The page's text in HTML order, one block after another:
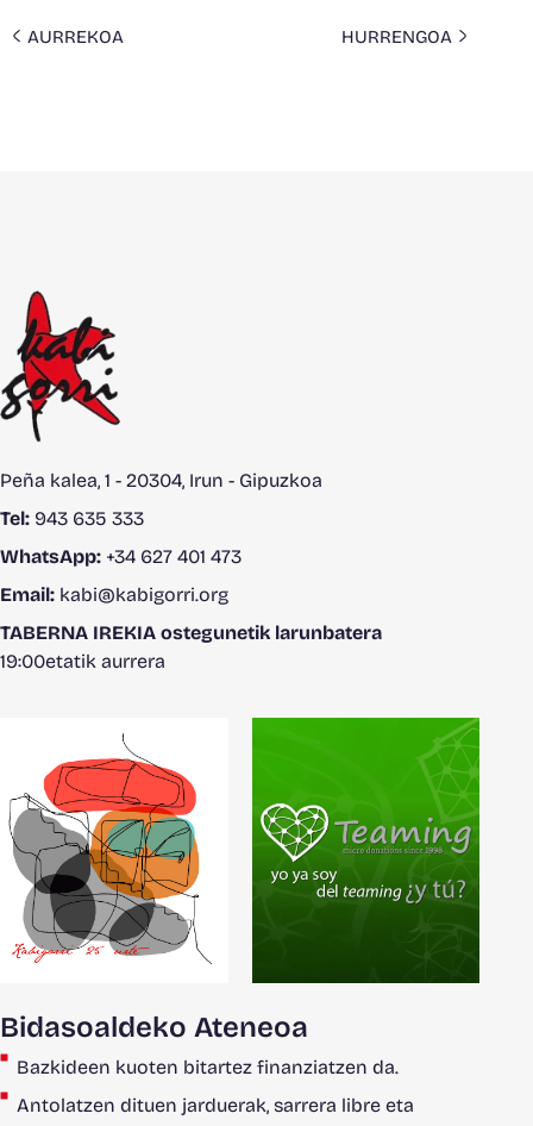
AURREKOA HURRENGOA
Peña kalea, 1 - 20304, Irun - Gipuzkoa
Tel: 943 635 333
WhatsApp: +34 627 401 473
Email: kabi@kabigorri.org
TABERNA IREKIA ostegunetik larunbatera
19:00etatik aurrera
Bidasoaldeko Ateneoa
Bazkideen kuoten bitartez finanziatzen da.
Antolatzen dituen jarduerak, sarrera libre eta